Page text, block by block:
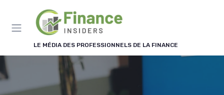
LE MÉDIA DES PROFESSIONNELS DE LA FINANCE